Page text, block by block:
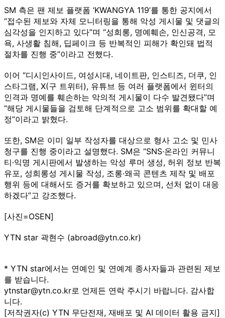
SM 측은 팬 제보 플랫폼 ‘KWANGYA 119’를 통한 공지에서
“접수된 제보와 자체 모니터링을 통해 악성 게시물 및 댓글의
심각성을 인지하고 있다”며 “성희롱, 명예훼손, 인신공격, 모
욕, 사생활 침해, 딥페이크 등 반복적인 피해가 확인돼 법적
절차를 진행 중”이라고 전했다.
이어 “디시인사이드, 여성시대, 네이트판, 인스티즈, 더쿠, 인
스타그램, X(구 트위터), 유튜브 등 여러 플랫폼에서 윈터의
인격과 명예를 훼손하는 악의적 게시물이 다수 발견됐다”며
“해당 게시물들을 검토해 단계적으로 고소 범위를 확대할 예
정”이라고 밝혔다.
또한, SM은 이미 일부 작성자를 대상으로 형사 고소 및 민사
청구를 진행 중이라고 설명했다. SM은 “SNS·온라인 커뮤니
티·익명 게시판에서 발생하는 악성 루머 생성, 허위 정보 반복
유포, 성희롱성 게시물 작성, 조롱·왜곡 콘텐츠 제작 및 배포
행위 등에 대해서도 증거를 확보하고 있으며, 선처 없이 대응
하겠다”고 강조했다.
[사진=OSEN]
YTN star 곽현수 (abroad@ytn.co.kr)
* YTN star에서는 연예인 및 연예계 종사자들과 관련된 제보
를 받습니다.
ytnstar@ytn.co.kr로 언제든 연락 주시기 바랍니다. 감사합
니다.
[저작권자(c) YTN 무단전재, 재배포 및 AI 데이터 활용 금지]